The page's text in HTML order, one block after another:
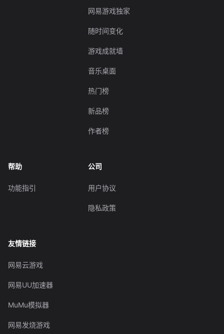
网易游戏独家
随时间变化
游戏成就墙
音乐桌面
热门榜
新品榜
作者榜
帮助
功能指引
公司
用户协议
隐私政策
友情链接
网易云游戏
网易UU加速器
MuMu模拟器
网易发烧游戏